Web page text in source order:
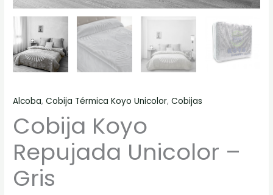
Alcoba,Cobija Térmica Koyo Unicolor,Cobijas
Cobija Koyo
Repujada Unicolor –
Gris